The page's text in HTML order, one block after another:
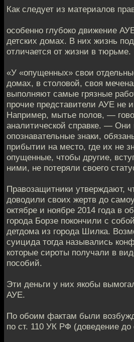
Как следует из материалов
особенно глубоко движение
детских домах. В них жизнь
отличается от жизни в тюрьме.
«У «опущенных» свои
домах, в столовой, своя
выполняют самые грязные
прочие представители АУЕ не
Например, мытье полов, —
аналитической справке. —
опознавательные знаки,
прибытии на место, где их не
опущенные, чтобы другие,
ними, не потеряли своего
Правозащитники утверждают,
доводили своих жертв до
октябре и ноябре 2014 года в
города Борзе покончили с
детдома из города Шилка.
суицида тогда назывались
которые сироты получали в
пособий.
Эти деньги у них якобы
АУЕ.
По обоим фактам были
по ст. 110 УК РФ (доведение до